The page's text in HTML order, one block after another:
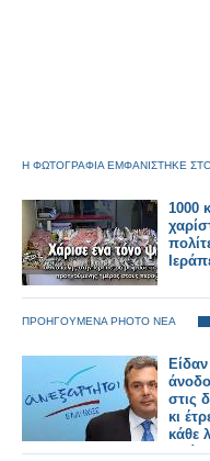
Η ΦΩΤΟΓΡΑΦΙΑ ΕΜΦΑΝΙΣΤΗΚΕ
1000
ΠΡΟΗΓΟΥΜΕΝΑ PHOTO ΝΕΑ
στις
κι
κάθε